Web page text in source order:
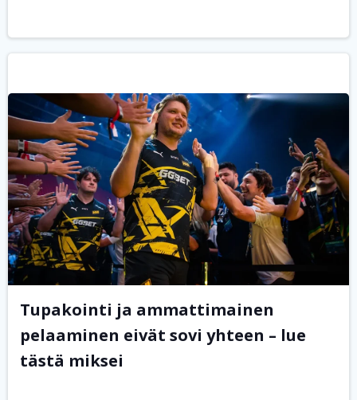
Tupakointi ja ammattimainen
pelaaminen eivät sovi yhteen – lue
tästä miksei